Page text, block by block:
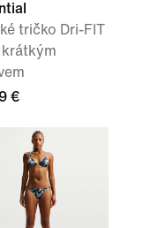
tričko Dri-FIT
krátkým
€